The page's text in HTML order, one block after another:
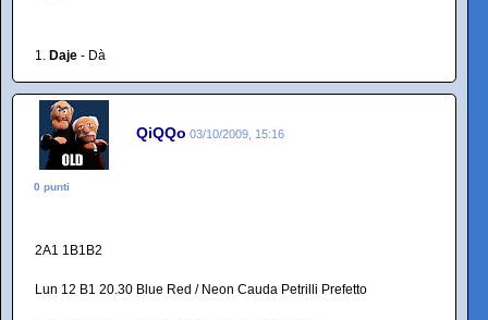
1. Daje - Dà
QiQQo 03/10/2009, 15:16
0 punti
2A1 1B1B2
Lun 12 B1 20.30 Blue Red / Neon Cauda Petrilli Prefetto